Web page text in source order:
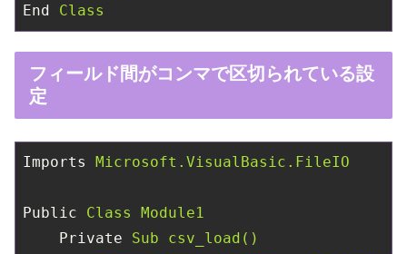
End
Class
フィールド間がコンマで区切られている設
定
Imports Microsoft.VisualBasic.FileIO
Public
Class Module1
Private
Sub csv_load()